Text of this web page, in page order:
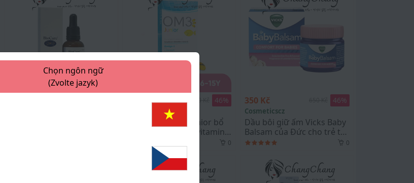
490 Kč 46%
Cosmeticscz
Viên uống OM3 Junior bổ
sung Omega-3 và vitamin
0
350 Kč 46%
Cosmeticscz
Dầu bôi giữ ấm Vicks Baby
Balsam của Đức cho trẻ từ
3M+
0
Chọn ngôn ngữ
(Zvolte jazyk)